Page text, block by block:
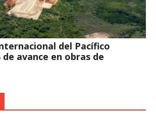
del Pacífico
avance en obras de